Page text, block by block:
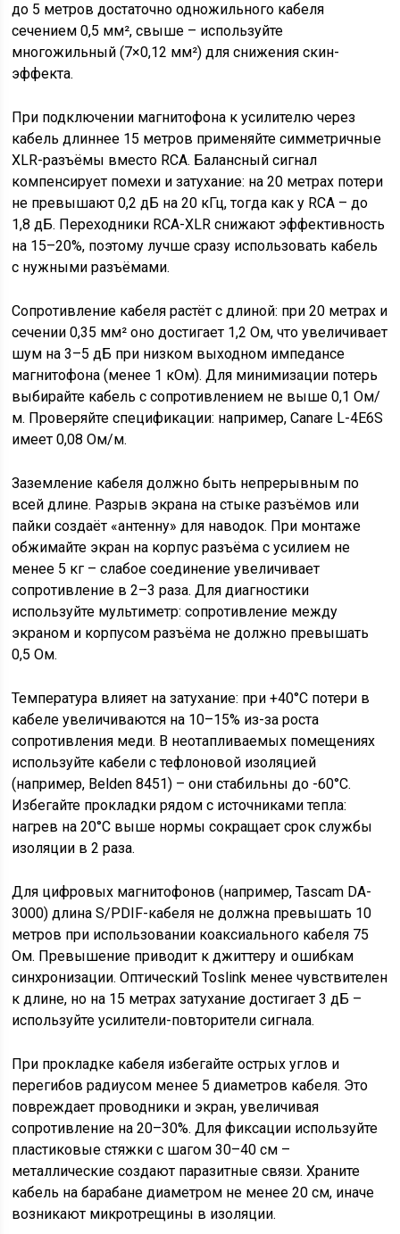
до 5 метров достаточно одножильного кабеля
сечением 0,5 мм², свыше – используйте
многожильный (7×0,12 мм²) для снижения скин-
эффекта.
При подключении магнитофона к усилителю через
кабель длиннее 15 метров применяйте симметричные
XLR-разъёмы вместо RCA. Балансный сигнал
компенсирует помехи и затухание: на 20 метрах потери
не превышают 0,2 дБ на 20 кГц, тогда как у RCA – до
1,8 дБ. Переходники RCA-XLR снижают эффективность
на 15–20%, поэтому лучше сразу использовать кабель
с нужными разъёмами.
Сопротивление кабеля растёт с длиной: при 20 метрах и
сечении 0,35 мм² оно достигает 1,2 Ом, что увеличивает
шум на 3–5 дБ при низком выходном импедансе
магнитофона (менее 1 кОм). Для минимизации потерь
выбирайте кабель с сопротивлением не выше 0,1 Ом/
м. Проверяйте спецификации: например, Canare L-4E6S
имеет 0,08 Ом/м.
Заземление кабеля должно быть непрерывным по
всей длине. Разрыв экрана на стыке разъёмов или
пайки создаёт «антенну» для наводок. При монтаже
обжимайте экран на корпус разъёма с усилием не
менее 5 кг – слабое соединение увеличивает
сопротивление в 2–3 раза. Для диагностики
используйте мультиметр: сопротивление между
экраном и корпусом разъёма не должно превышать
0,5 Ом.
Температура влияет на затухание: при +40°C потери в
кабеле увеличиваются на 10–15% из-за роста
сопротивления меди. В неотапливаемых помещениях
используйте кабели с тефлоновой изоляцией
(например, Belden 8451) – они стабильны до -60°C.
Избегайте прокладки рядом с источниками тепла:
нагрев на 20°C выше нормы сокращает срок службы
изоляции в 2 раза.
Для цифровых магнитофонов (например, Tascam DA-
3000) длина S/PDIF-кабеля не должна превышать 10
метров при использовании коаксиального кабеля 75
Ом. Превышение приводит к джиттеру и ошибкам
синхронизации. Оптический Toslink менее чувствителен
к длине, но на 15 метрах затухание достигает 3 дБ –
используйте усилители-повторители сигнала.
При прокладке кабеля избегайте острых углов и
перегибов радиусом менее 5 диаметров кабеля. Это
повреждает проводники и экран, увеличивая
сопротивление на 20–30%. Для фиксации используйте
пластиковые стяжки с шагом 30–40 см –
металлические создают паразитные связи. Храните
кабель на барабане диаметром не менее 20 см, иначе
возникают микротрещины в изоляции.